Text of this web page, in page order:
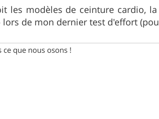
les modèles de ceinture cardio,
de mon dernier test d'effort
ce que nous osons !